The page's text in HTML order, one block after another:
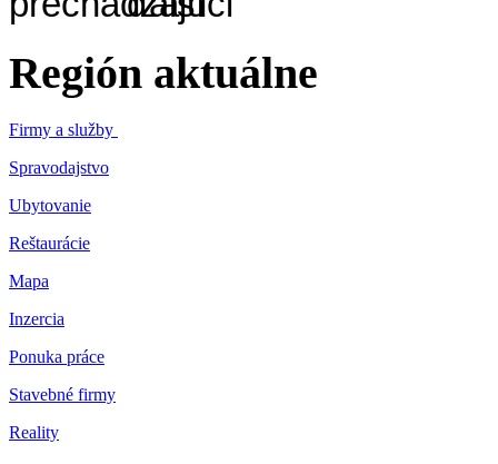
Región aktuálne
Firmy a služby
Spravodajstvo
Ubytovanie
Reštaurácie
Mapa
Inzercia
Ponuka práce
Stavebné firmy
Reality